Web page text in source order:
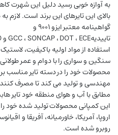
به آوازه خوبی رسید دلیل این
بالای این تایرهای این برند است. لازم
گواهینامه معتبر ایزو 9001 و
استفاده از مواد اولیه باکیفیت،
سنگین و سواری را با دوام و عمر
محصولات خود را در دسته تایر مناسب
مهندسی و تولید می کند تا مصرف
مطابق با آب و هوای منطقه خود تایر
این کمپانی محصولات تولید شده خود را
اروپا، آمریکا، خاورمیانه، آفریقا و
روبرو شده است.